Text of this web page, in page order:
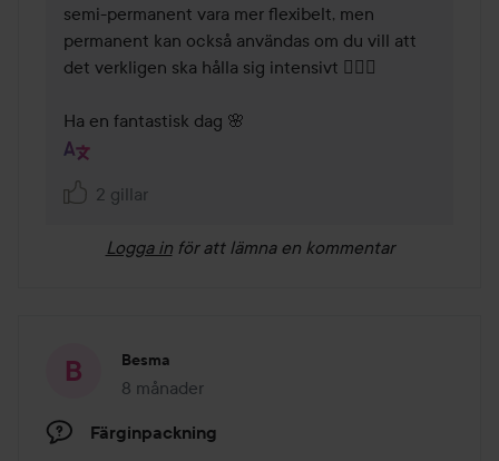
semi-permanent vara mer flexibelt, men
permanent kan också användas om du vill att
det verkligen ska hålla sig intensivt 💇‍♀️✨
Ha en fantastisk dag 🌸
2 gillar
Logga in för att lämna en kommentar
Besma
8 månader
Inlägget skapades 8 månader
Färginpackning